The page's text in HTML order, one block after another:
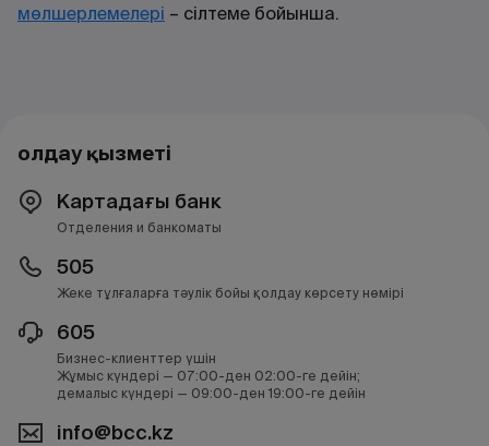
мөлшерлемелері – сілтеме бойынша.
Қолдау қызметі
Картадағы банк
Отделения и банкоматы
505
Жеке тұлғаларға тәулік бойы қолдау көрсету нөмірі
605
Бизнес-клиенттер үшін
Жұмыс күндері — 07:00-ден 02:00-ге дейін;
демалыс күндері — 09:00-ден 19:00-ге дейін
info@bcc.kz